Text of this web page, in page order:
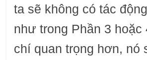
ta sẽ không có tác
như trong Phần 3 hoặc
chí quan trọng hơn, nó